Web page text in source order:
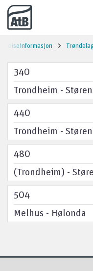
Til innhold
Reiseinformasjon
340
Trondheim - Støren
440
Trondheim -
480
(Trondheim) -
504
Melhus - Hølonda